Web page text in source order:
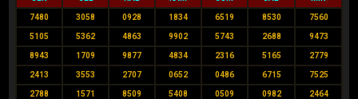
7480 3058 0928 1834 6519 8530 7560
5105 5362 4863 9902 5743 2688 9473
8943 1709 9877 4834 2316 5165 2779
2413 3553 2707 0652 0486 6715 7525
2788 1571 8509 5408 0509 0982 2464